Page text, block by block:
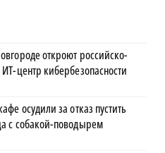
откроют российско-
центр кибербезопасности
осудили за отказ пустить
с собакой-поводырем